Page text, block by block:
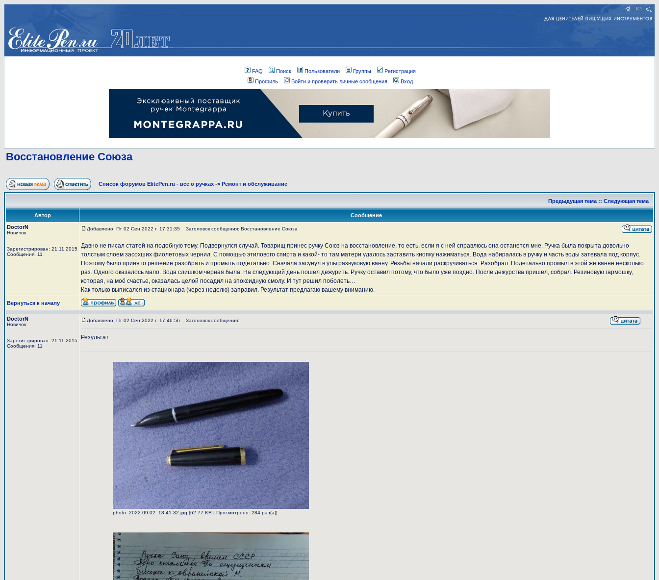
FAQ Поиск Пользователи Группы
Регистрация
Профиль
Войти и проверить личные сообщения Вход
Восстановление Союза
Список форумов ElitePen.ru - все о ручках -> Ремонт и обслуживание
Предыдущая тема :: Следующая тема
Автор
Сообщение
DoctorN
Новичок
Зарегистрирован: 21.11.2015
Сообщения: 11
Добавлено: Пт 02 Сен 2022 г. 17:31:35 Заголовок сообщения: Восстановление Союза
Давно не писал статей на подобную тему. Подвернулся случай. Товарищ принес ручку Союз на восстановление, то есть, если я с ней справлюсь она останется мне. Ручка была покрыта довольно
толстым слоем засохших фиолетовых чернил. С помощью этилового спирта и какой- то там матери удалось заставить кнопку нажиматься. Вода набиралась в ручку и часть воды затевала под корпус.
Поэтому было принято решение разобрать и промыть подетально. Сначала засунул в ультразвуковую ванну. Резьбы начали раскручиваться. Разобрал. Подетально промыл в этой же ванне несколько
раз. Одного оказалось мало. Вода слишком черная была. На следующий день пошел дежурить. Ручку оставил потому, что было уже поздно. После дежурства пришел, собрал. Резиновую гармошку,
которая, на моё счастье, оказалась целой посадил на эпоксидную смолу. И тут решил поболеть…
Как только выписался из стационара (через неделю) заправил. Результат предлагаю вашему вниманию.
Вернуться к началу
DoctorN
Новичок
Зарегистрирован: 21.11.2015
Сообщения: 11
Добавлено: Пт 02 Сен 2022 г. 17:46:56 Заголовок сообщения:
Результат
photo_2022-09-02_18-41-32.jpg [62.77 KB | Просмотрено: 284 раз(а)]